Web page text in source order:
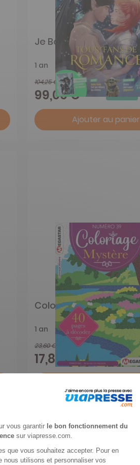
Je Bouquine
1 an
104,25 €
99,00 € -5%
Ajouter au panier
Coloriage mystère
1 an
23,60 €
17,85 € -24%